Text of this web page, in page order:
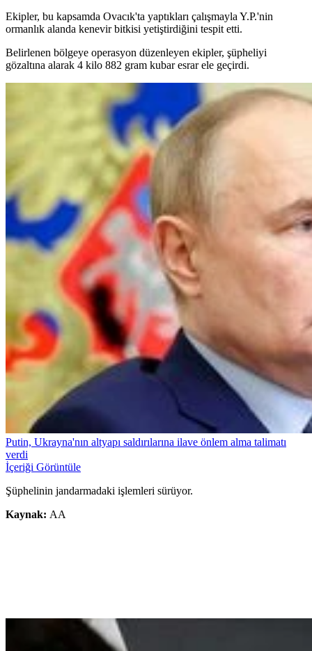
Ekipler, bu kapsamda Ovacık'ta yaptıkları çalışmayla Y.P.'nin
ormanlık alanda kenevir bitkisi yetiştirdiğini tespit etti.
Belirlenen bölgeye operasyon düzenleyen ekipler, şüpheliyi
gözaltına alarak 4 kilo 882 gram kubar esrar ele geçirdi.
Putin, Ukrayna'nın altyapı saldırılarına ilave önlem alma talimatı
verdi
İçeriği Görüntüle
Şüphelinin jandarmadaki işlemleri sürüyor.
Kaynak: AA